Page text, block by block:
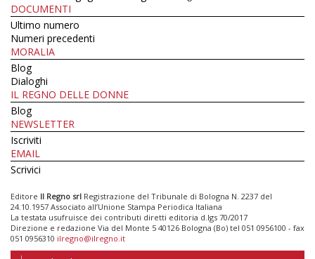
DOCUMENTI
Ultimo numero
Numeri precedenti
MORALIA
Blog
Dialoghi
IL REGNO DELLE DONNE
Blog
NEWSLETTER
Iscriviti
EMAIL
Scrivici
Editore Il Regno srl Registrazione del Tribunale di Bologna N. 2237 del
24.10.1957 Associato all’Unione Stampa Periodica Italiana
La testata usufruisce dei contributi diretti editoria d.lgs 70/2017
Direzione e redazione Via del Monte 5 40126 Bologna (Bo) tel 051 0956100 - fax
051 0956310 ilregno@ilregno.it